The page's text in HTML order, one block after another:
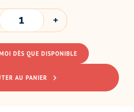
DÈS QUE DISPONIBLE
AU PANIER